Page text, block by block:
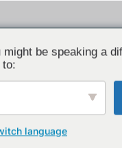
be speaking a
to:
language